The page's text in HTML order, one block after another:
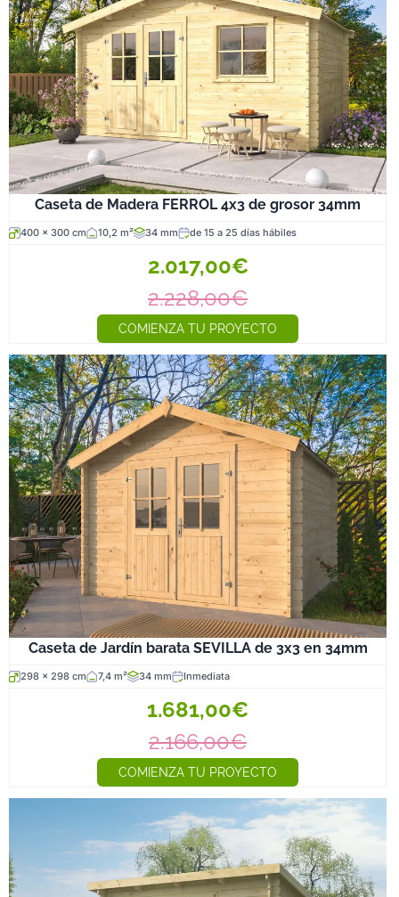
Caseta de Madera FERROL 4x3 de grosor 34mm
400 x 300 cm 10,2 m² 34 mm de 15 a 25 días hábiles
2.017,00€
2.228,00€
COMIENZA TU PROYECTO
Caseta de Jardín barata SEVILLA de 3x3 en 34mm
298 x 298 cm 7,4 m² 34 mm Inmediata
1.681,00€
2.166,00€
COMIENZA TU PROYECTO